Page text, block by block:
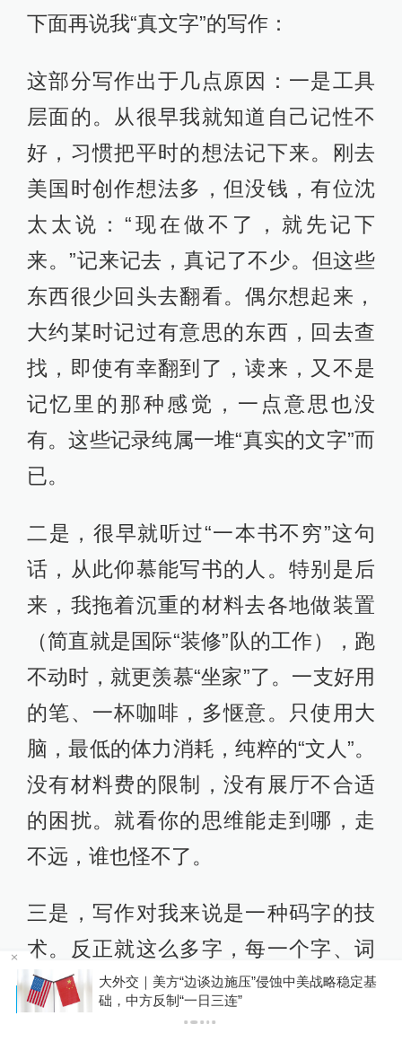
下面再说我“真文字”的写作：
这部分写作出于几点原因：一是工具
层面的。从很早我就知道自己记性不
好，习惯把平时的想法记下来。刚去
美国时创作想法多，但没钱，有位沈
太太说：“现在做不了，就先记下
来。”记来记去，真记了不少。但这些
东西很少回头去翻看。偶尔想起来，
大约某时记过有意思的东西，回去查
找，即使有幸翻到了，读来，又不是
记忆里的那种感觉，一点意思也没
有。这些记录纯属一堆“真实的文字”而
已。
二是，很早就听过“一本书不穷”这句
话，从此仰慕能写书的人。特别是后
来，我拖着沉重的材料去各地做装置
（简直就是国际“装修”队的工作），跑
不动时，就更羡慕“坐家”了。一支好用
的笔、一杯咖啡，多惬意。只使用大
脑，最低的体力消耗，纯粹的“文人”。
没有材料费的限制，没有展厅不合适
的困扰。就看你的思维能走到哪，走
不远，谁也怪不了。
三是，写作对我来说是一种码字的技
术。反正就这么多字，每一个字、词
是一个意境场，与另一个意境场组
合，构成新的意境场。把这些方块字
大外交｜美方“边谈边施压”侵蚀中美战略稳定基
础，中方反制“一日三连”